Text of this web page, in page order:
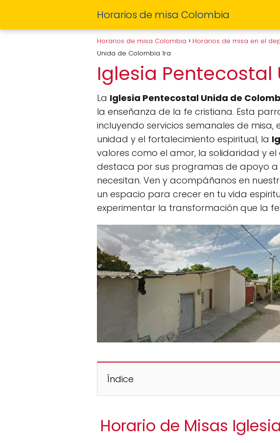
Horarios de misa Colombia
Horarios de misa Colombia Horarios de misa en el
Unida de Colombia 1ra
Iglesia
La Iglesia Pentecostal Unida de
la enseñanza de la fe cristiana. Esta
incluyendo servicios semanales de
unidad y el fortalecimiento espiritual, la
valores como el amor, la solidaridad y
destaca por sus programas de apoyo
necesitan. Ven y acompáñanos en
un espacio para crecer en tu vida
experimentar la transformación que la
Índice
Horario de Misas